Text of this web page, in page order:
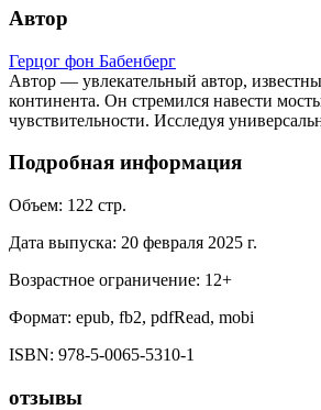
Автор
Герцог фон Бабенберг
Автор — увлекательный автор,
континента. Он стремился навести
чувствительности. Исследуя
Подробная информация
Объем: 122 стр.
Дата выпуска: 20 февраля 2025 г.
Возрастное ограничение: 12+
Формат: epub, fb2, pdfRead, mobi
ISBN: 978-5-0065-5310-1
отзывы